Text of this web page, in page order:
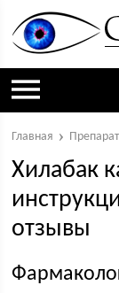
Главная
Хилабак
отзывы